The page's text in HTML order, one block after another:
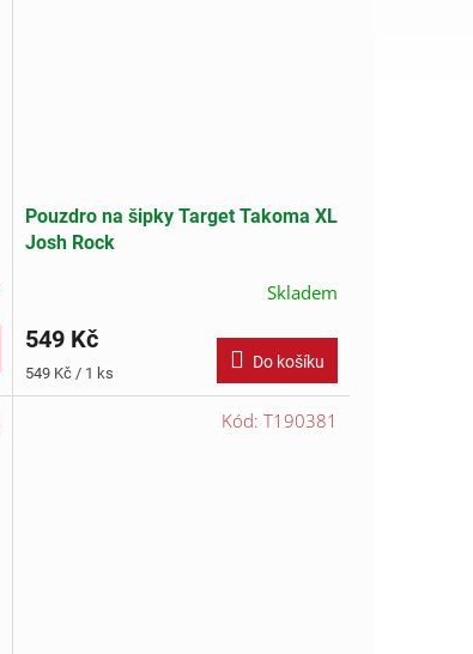
Pouzdro na šipky Target Takoma XL
Josh Rock
Skladem
549 Kč
Měrná
cena:
549 Kč / 1 ks
Do košíku
Kód: T190381